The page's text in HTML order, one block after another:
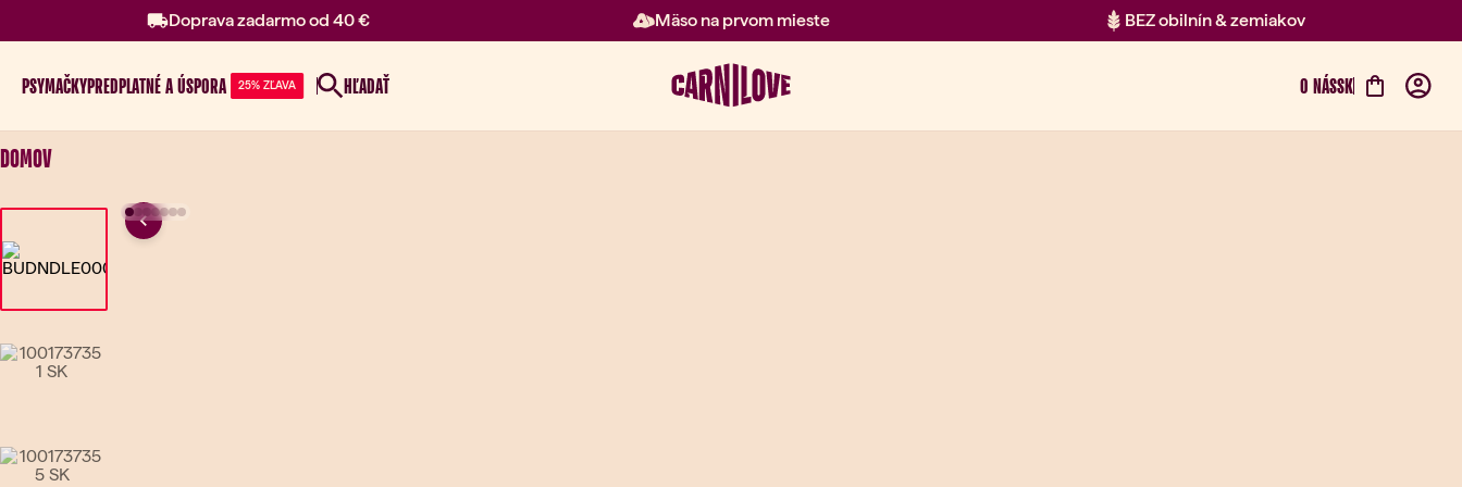
Doprava zadarmo od 40 € Mäso na prvom mieste BEZ obilnín & zemiakov
PSYMAČKYPREDPLATNÉ A ÚSPORA 25% ZĽAVA HĽADAŤ O NÁSSK
DOMOV
Go to slide 2
Go to slide 3
Previous